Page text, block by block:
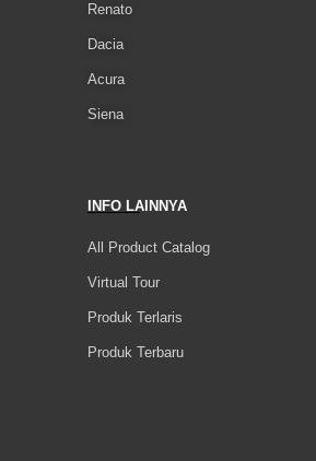
Renato
Dacia
Acura
Siena
INFO LAINNYA
All Product Catalog
Virtual Tour
Produk Terlaris
Produk Terbaru